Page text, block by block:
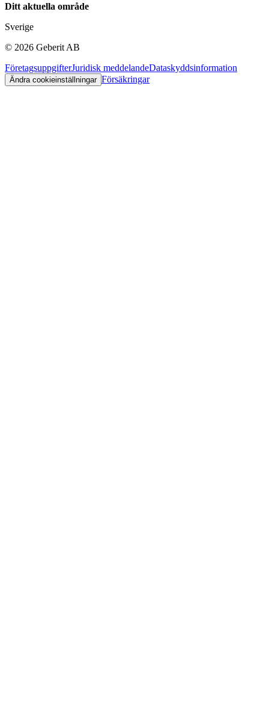
Ditt aktuella område
Sverige
© 2026 Geberit AB
FöretagsuppgifterJuridisk meddelandeDataskyddsinformation
Ändra cookieinställningar Försäkringar